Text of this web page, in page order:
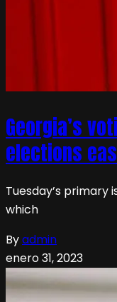
Georgia’s
elections
Tuesday’s
which
Byadmin
enero 31, 2023